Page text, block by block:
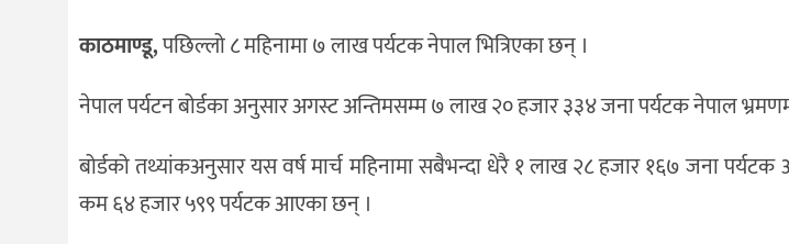
विचार
राजनीति
काठमाण्डू,पछिल्लो ८ महिनामा ७ लाख पर्यटक नेपाल भित्रिएका छन् ।
नेपाल पर्यटन बोर्डका अनुसार अगस्ट अन्तिमसम्म ७ लाख २० हजार ३३४ जना पर्यटक नेपाल
बोर्डको तथ्यांकअनुसार यस वर्ष मार्च महिनामा सबैभन्दा धेरै १ लाख २८ हजार १६७ जना
कम ६४ हजार ५९९ पर्यटक आएका छन् ।